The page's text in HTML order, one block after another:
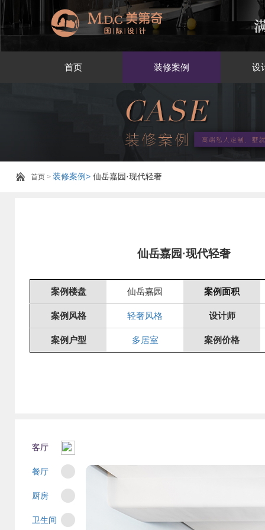
首页 装修案例 设
首页 > 装修案例> 仙岳嘉园·现代轻奢
仙岳嘉园·现代轻奢
案例楼盘 仙岳嘉园 案例面积
案例风格 轻奢风格 设计师
案例户型 多居室 案例价格
客厅
餐厅
厨房
卫生间